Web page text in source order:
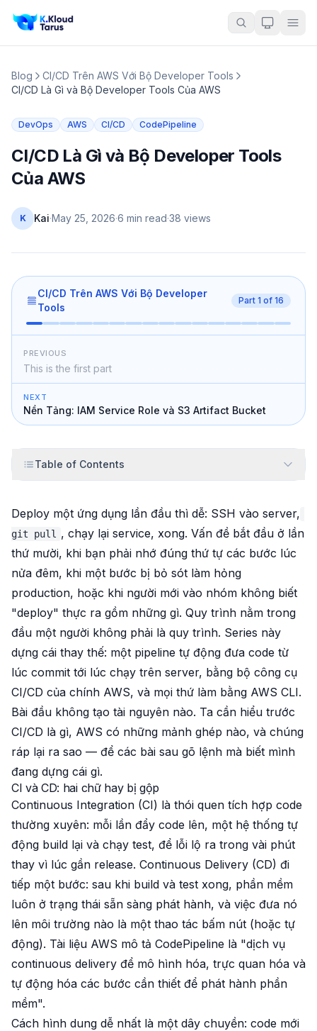
Blog
CI/CD Trên AWS Với Bộ Developer Tools
CI/CD Là Gì và Bộ Developer Tools Của AWS
DevOps AWS CI/CD CodePipeline
CI/CD Là Gì và Bộ Developer Tools
Của AWS
K Kai·May 25, 2026·6 min read·38 views
CI/CD Trên AWS Với Bộ Developer
Tools
Part 1 of 16
PREVIOUS
This is the first part
NEXT
Nền Tảng: IAM Service Role và S3 Artifact Bucket
Table of Contents
Deploy một ứng dụng lần đầu thì dễ: SSH vào server,
git pull
, chạy lại service, xong. Vấn đề bắt đầu ở lần
thứ mười, khi bạn phải nhớ đúng thứ tự các bước lúc
nửa đêm, khi một bước bị bỏ sót làm hỏng
production, hoặc khi người mới vào nhóm không biết
"deploy" thực ra gồm những gì. Quy trình nằm trong
đầu một người không phải là quy trình. Series này
dựng cái thay thế: một pipeline tự động đưa code từ
lúc commit tới lúc chạy trên server, bằng bộ công cụ
CI/CD của chính AWS, và mọi thứ làm bằng AWS CLI.
Bài đầu không tạo tài nguyên nào. Ta cần hiểu trước
CI/CD là gì, AWS có những mảnh ghép nào, và chúng
ráp lại ra sao — để các bài sau gõ lệnh mà biết mình
đang dựng cái gì.
CI và CD: hai chữ hay bị gộp
Continuous Integration (CI) là thói quen tích hợp code
thường xuyên: mỗi lần đẩy code lên, một hệ thống tự
động build lại và chạy test, để lỗi lộ ra trong vài phút
thay vì lúc gần release. Continuous Delivery (CD) đi
tiếp một bước: sau khi build và test xong, phần mềm
luôn ở trạng thái sẵn sàng phát hành, và việc đưa nó
lên môi trường nào là một thao tác bấm nút (hoặc tự
động). Tài liệu AWS mô tả CodePipeline là "dịch vụ
continuous delivery để mô hình hóa, trực quan hóa và
tự động hóa các bước cần thiết để phát hành phần
mềm".
Cách hình dung dễ nhất là một dây chuyền: code mới